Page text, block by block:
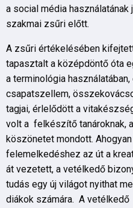
a social média
szakmai zsűri előtt.
A zsűri értékelésében
tapasztalt a középdöntő óta
a terminológia
csapatszellem,
tagjai, érlelődött a
volt a felkészítő tanároknak,
köszönetet mondott.
felemelkedéshez az út a
át vezetett, a vetélkedő
tudás egy új világot nyithat
diákok számára. A